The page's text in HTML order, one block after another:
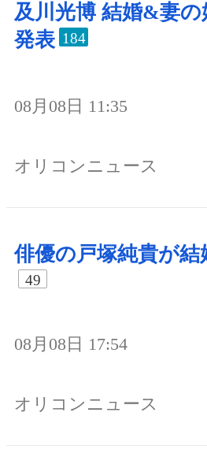
及川光博 結婚&妻の
発表 184
08月08日 11:35
オリコンニュース
俳優の戸塚純貴が結
49
08月08日 17:54
オリコンニュース